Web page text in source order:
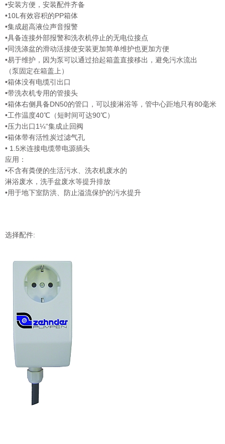
•安装方便，安装配件齐备
•10L有效容积的PP箱体
•集成超高液位声音报警
•具备连接外部报警和洗衣机停止的无电位接点
•同洗涤盆的滑动活接使安装更加简单维护也更加方便
•易于维护，因为泵可以通过抬起箱盖直接移出，避免污水流出
（泵固定在箱盖上）
•箱体没有电缆引出口
•带洗衣机专用的管接头
•箱体右侧具备DN50的管口，可以接淋浴等，管中心距地只有80毫米
•工作温度40℃（短时间可达90℃）
•压力出口1¼“集成止回阀
•箱体带有活性炭过滤气孔
• 1.5米连接电缆带电源插头
应用：
•不含有粪便的生活污水、洗衣机废水的
淋浴废水，洗手盆废水等提升排放
•用于地下室防洪、防止溢流保护的污水提升
选择配件: